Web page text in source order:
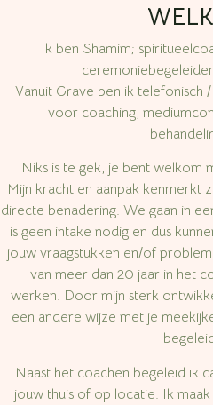
Ik ben Shamim;
Vanuit Grave ben ik telefonisch
voor coaching,
Niks is te gek, je bent welkom
Mijn kracht en aanpak kenmerkt
directe benadering. We gaan in
is geen intake nodig en dus
jouw vraagstukken en/of
van meer dan 20 jaar in het
werken. Door mijn sterk
een andere wijze met je
Naast het coachen begeleid ik
jouw thuis of op locatie. Ik